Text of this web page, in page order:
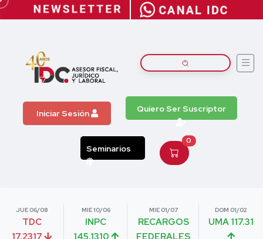
Iniciar Sesión Quiero Ser Suscriptor
Seminarios
0
JUE 06/08
TDC
17.2317
MIE 10/06
INPC
145.1310
MIE 01/07
RECARGOS
FEDERALES
DOM 01/02
UMA 117.31